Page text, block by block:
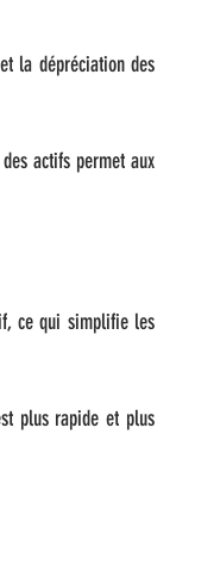
la dépréciation des
actifs permet aux
ce qui simplifie les
plus rapide et plus